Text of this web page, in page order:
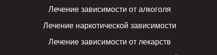
Лечение зависимости от алкоголя
Лечение наркотической зависимости
Лечение зависимости от лекарств